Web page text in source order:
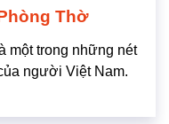
Thờ
một trong những nét
người Việt Nam.